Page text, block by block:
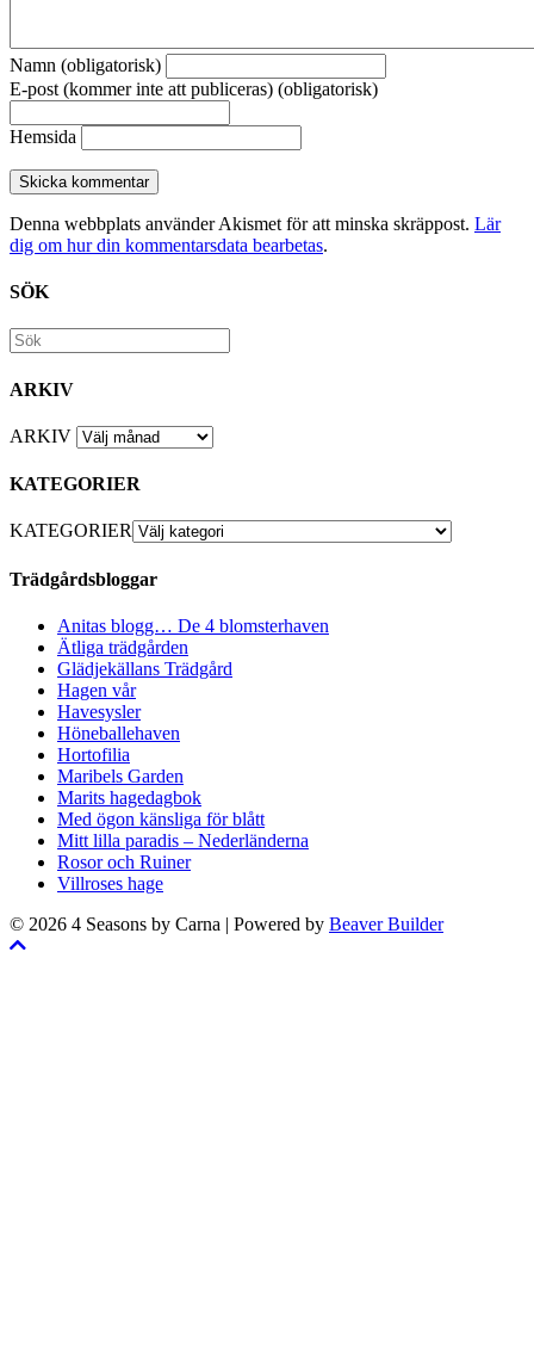
Namn (obligatorisk)
E-post (kommer inte att publiceras) (obligatorisk)
Hemsida
Denna webbplats använder Akismet för att minska skräppost. Lär
dig om hur din kommentarsdata bearbetas.
SÖK
ARKIV
ARKIV
KATEGORIER
KATEGORIER
Trädgårdsbloggar
Anitas blogg… De 4 blomsterhaven
Ätliga trädgården
Glädjekällans Trädgård
Hagen vår
Havesysler
Höneballehaven
Hortofilia
Maribels Garden
Marits hagedagbok
Med ögon känsliga för blått
Mitt lilla paradis – Nederländerna
Rosor och Ruiner
Villroses hage
© 2026 4 Seasons by Carna | Powered by Beaver Builder
Skrolla